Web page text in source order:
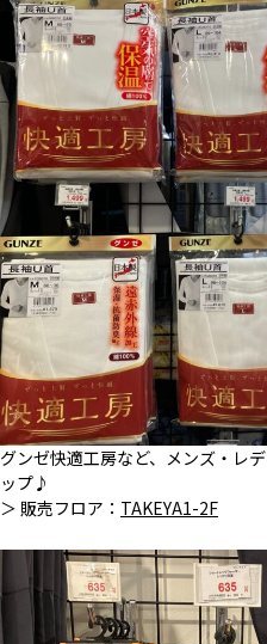
グンゼ快適工房など、メンズ・レ
ップ♪
＞ 販売フロア： TAKEYA1-2F